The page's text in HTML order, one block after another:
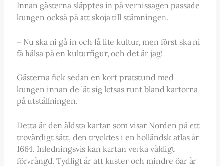
Innan gästerna släpptes in på vernissagen passade
kungen också på att skoja till stämningen.
– Nu ska ni gå in och få lite kultur, men först ska ni
få hälsa på en kulturfigur, och det är jag!
Gästerna fick sedan en kort pratstund med
kungen innan de lät sig lotsas runt bland kartorna
på utställningen.
Detta är den äldsta kartan som visar Norden på ett
trovärdigt sätt, den trycktes i en holländsk atlas år
1664. Inledningsvis kan kartan verka väldigt
förvrängd. Tydligt är att kuster och mindre öar är